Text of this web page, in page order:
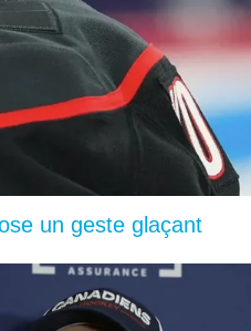
un geste glaçant